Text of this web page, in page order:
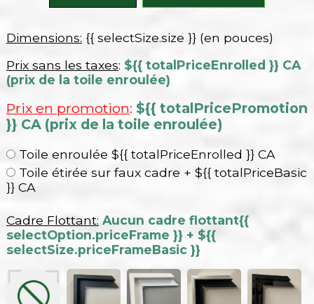
Dimensions: {{ selectSize.size }} (en pouces)
Prix sans les taxes: ${{ totalPriceEnrolled }} CA
(prix de la toile enroulée)
Prix en promotion: ${{ totalPricePromotion
}} CA (prix de la toile enroulée)
Toile enroulée ${{ totalPriceEnrolled }} CA
Toile étirée sur faux cadre + ${{ totalPriceBasic
}} CA
Cadre Flottant: Aucun cadre flottant{{
selectOption.priceFrame }} + ${{
selectSize.priceFrameBasic }}